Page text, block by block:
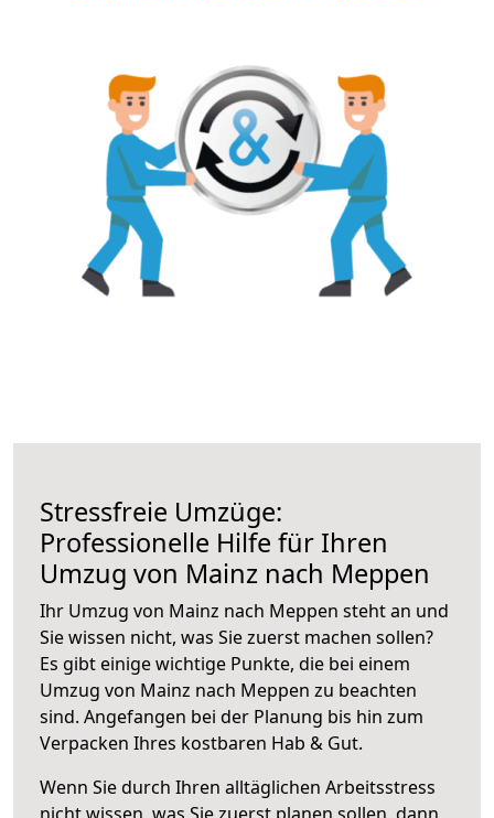
Stressfreie Umzüge:
Professionelle Hilfe für Ihren
Umzug von Mainz nach Meppen
Ihr Umzug von Mainz nach Meppen steht an und
Sie wissen nicht, was Sie zuerst machen sollen?
Es gibt einige wichtige Punkte, die bei einem
Umzug von Mainz nach Meppen zu beachten
sind. Angefangen bei der Planung bis hin zum
Verpacken Ihres kostbaren Hab & Gut.
Wenn Sie durch Ihren alltäglichen Arbeitsstress